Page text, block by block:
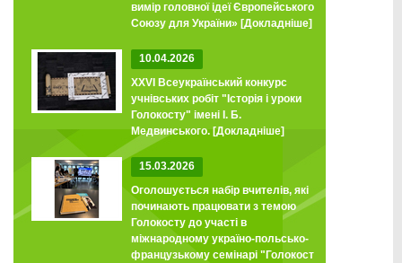
вимір головної ідеї Європейського
Союзу для України» [Докладніше]
10.04.2026
XXVI Всеукраїнський конкурс
учнівських робіт "Історія і уроки
Голокосту" імені І. Б.
Медвинського.[Докладніше]
15.03.2026
Оголошується набір вчителів, які
починають працювати з темою
Голокосту до участі в
міжнародному україно-польсько-
французькому семінарі "Голокост